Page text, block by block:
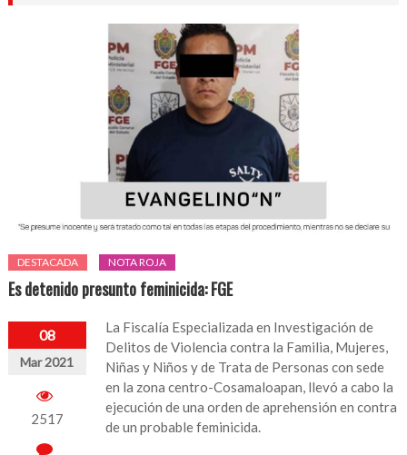
DESTACADA NOTA ROJA
Es detenido presunto feminicida: FGE
08
Mar 2021
2517
La Fiscalía Especializada en Investigación de
Delitos de Violencia contra la Familia, Mujeres,
Niñas y Niños y de Trata de Personas con sede
en la zona centro-Cosamaloapan, llevó a cabo la
ejecución de una orden de aprehensión en contra
de un probable feminicida.